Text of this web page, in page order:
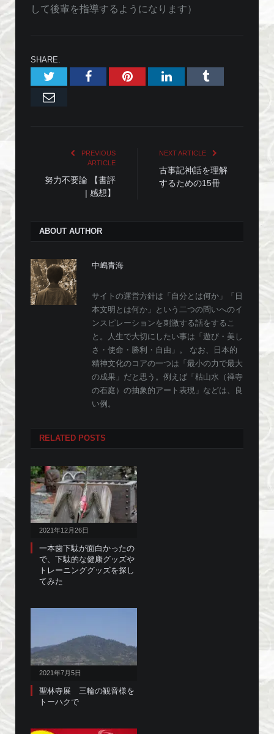
して後輩を指導するようになります）
SHARE.
TwitterFacebookPinterestLinkedInTumblr
Email
PREVIOUS
ARTICLE
努力不要論 【書評
| 感想】
NEXT ARTICLE
古事記神話を理解
するための15冊
ABOUT AUTHOR
中嶋青海
サイトの運営方針は「自分とは何か」「日
本文明とは何か」という二つの問いへのイ
ンスピレーションを刺激する話をするこ
と。人生で大切にしたい事は「遊び・美し
さ・使命・勝利・自由」。 なお、日本的
精神文化のコアの一つは「最小の力で最大
の成果」だと思う。例えば「枯山水（禅寺
の石庭）の抽象的アート表現」などは、良
い例。
RELATED POSTS
2021年12月26日
一本歯下駄が面白かったの
で、下駄的な健康グッズや
トレーニンググッズを探し
てみた
2021年7月5日
聖林寺展 三輪の観音様を
トーハクで